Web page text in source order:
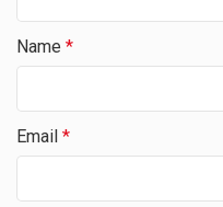
Name *
Email *